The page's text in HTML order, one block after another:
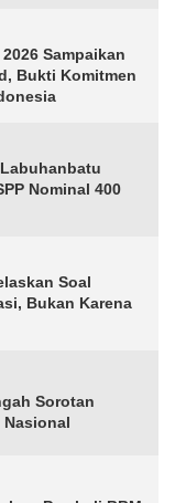
Sampaikan
Bukti Komitmen
Nominal 400
Soal
Bukan Karena
Sorotan
Nasional